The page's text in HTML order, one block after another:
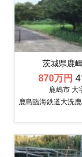
茨城県鹿
870万円
鹿嶋市 大
鹿島臨海鉄道大洗